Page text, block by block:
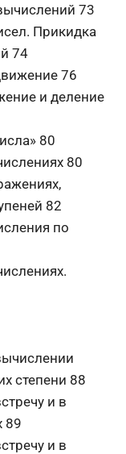
73
Прикидка
74
76
и деление
80
80
82
по
степени 88
и в
89
и в